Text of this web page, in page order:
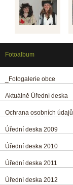
Fotoalbum
_Fotogalerie obce
Aktuálně Úřední deska
Ochrana osobních údajů
Úřední deska 2009
Úřední deska 2010
Úřední deska 2011
Úřední deska 2012